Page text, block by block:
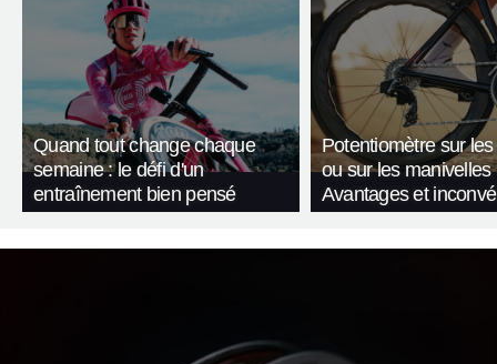
Quand tout change chaque
semaine : le défi d'un
entraînement bien pensé
Potentiomètre sur
ou sur les manivelles
Avantages et